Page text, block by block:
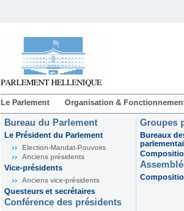
Le Parlement Organisation &
Bureau du Parlement
Le Président du Parlement
Election-Mandat-Pouvoirs
Anciens présidents
Vice-présidents
Anciens vice-présidents
Questeurs et secrétaires
Conférence des présidents
Groupes
Bureaux